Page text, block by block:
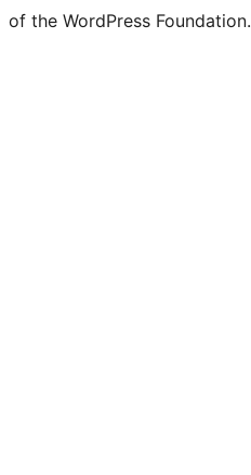
of the WordPress Foundation.